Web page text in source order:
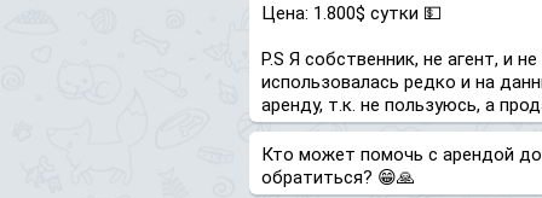
Цена: 1.800$ сутки 💵
P.S Я собственник, не агент, и
использовалась редко и на
аренду, т.к. не пользуюсь, а
Кто может помочь с арендой
обратиться? 😁🙏